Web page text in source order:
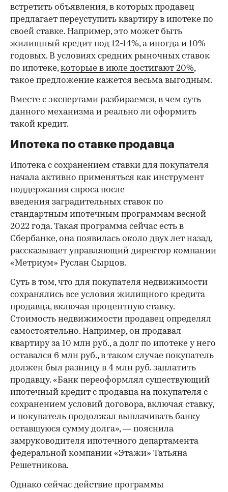
встретить объявления, в которых продавец
предлагает переуступить квартиру в ипотеке по
своей ставке. Например, это может быть
жилищный кредит под 12-14%, а иногда и 10%
годовых. В условиях средних рыночных ставок
по ипотеке,которые в июле достигают 20%,
такое предложение кажется весьма выгодным.
Вместе с экспертами разбираемся, в чем суть
данного механизма и реально ли оформить
такой кредит.
Ипотека по ставке продавца
Ипотека с сохранением ставки для покупателя
начала активно применяться как инструмент
поддержания спроса после
введения заградительных ставок по
стандартным ипотечным программам весной
2022 года. Такая программа сейчас есть в
Сбербанке, она появилась около двух лет назад,
рассказывает управляющий директор компании
«Метриум» Руслан Сырцов.
Суть в том, что для покупателя недвижимости
сохранялись все условия жилищного кредита
продавца, включая процентную ставку.
Стоимость недвижимости продавец определял
самостоятельно. Например, он продавал
квартиру за 10 млн руб., а долг по ипотеке у него
оставался 6 млн руб., в таком случае покупатель
должен был разницу в 4 млн руб. заплатить
продавцу. «Банк переоформлял существующий
ипотечный кредит с продавца на покупателя с
сохранением условий договора, включая ставку,
и покупатель продолжал выплачивать банку
оставшуюся сумму долга», — пояснила
замруководителя ипотечного департамента
федеральной компании «Этажи» Татьяна
Решетникова.
Однако сейчас действие программы